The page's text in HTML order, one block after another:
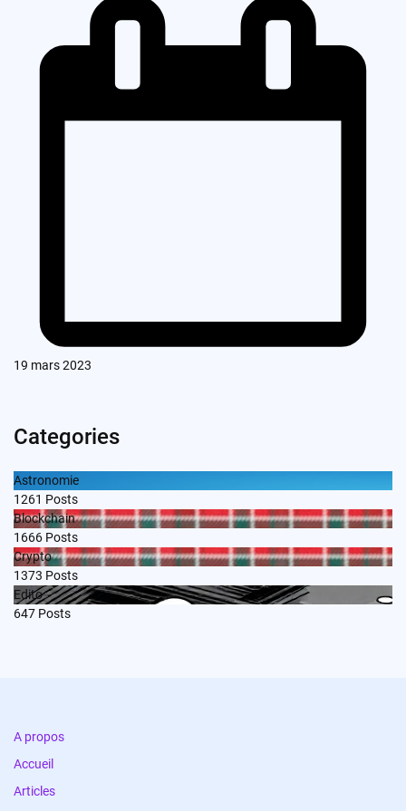
19 mars 2023
Categories
Astronomie
1261 Posts
Blockchain
1666 Posts
Crypto
1373 Posts
Edito
647 Posts
A propos
Accueil
Articles